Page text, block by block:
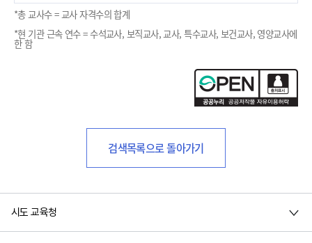
*총 교사수 = 교사 자격수의 합계
*현 기관 근속 연수 = 수석교사, 보직교사, 교사, 특수교사, 보건교사, 영양교사에
한 함
검색목록으로 돌아가기
시도 교육청